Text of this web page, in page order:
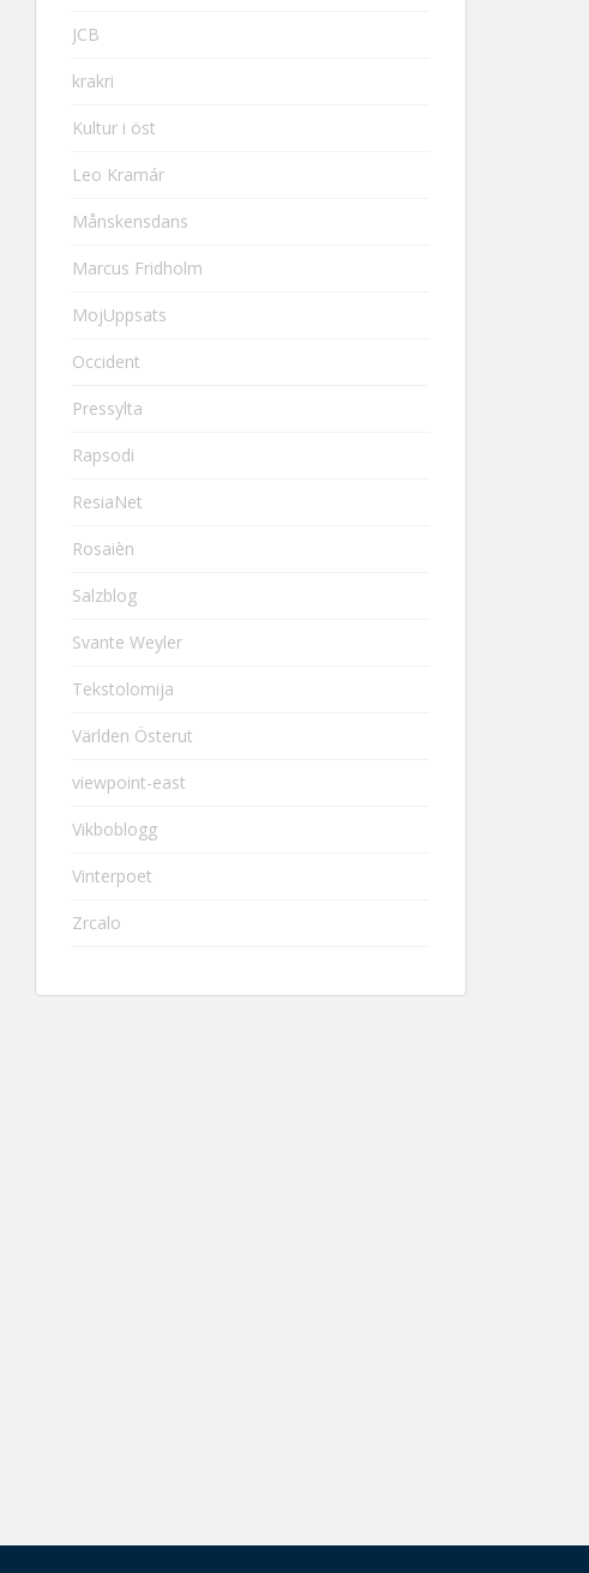
JCB
krakri
Kultur i öst
Leo Kramár
Månskensdans
Marcus Fridholm
MojUppsats
Occident
Pressylta
Rapsodi
ResiaNet
Rosaièn
Salzblog
Svante Weyler
Tekstolomija
Världen Österut
viewpoint-east
Vikboblogg
Vinterpoet
Zrcalo